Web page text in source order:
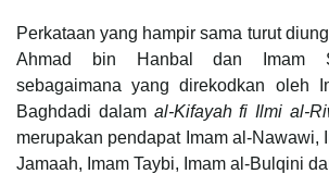
Perkataan yang hampir sama turut
Ahmad bin Hanbal dan Imam
sebagaimana yang direkodkan oleh
Baghdadi dalam al-Kifayah fi Ilmi al-
merupakan pendapat Imam al-Nawawi,
Jamaah, Imam Taybi, Imam al-Bulqini